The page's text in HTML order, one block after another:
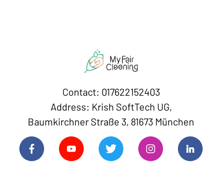
Contact: 017622152403
Address: Krish SoftTech UG,
Baumkirchner Straße 3, 81673 München